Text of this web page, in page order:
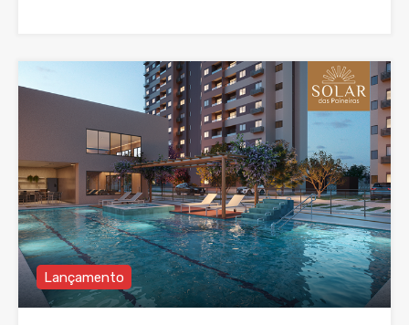
Lançamento